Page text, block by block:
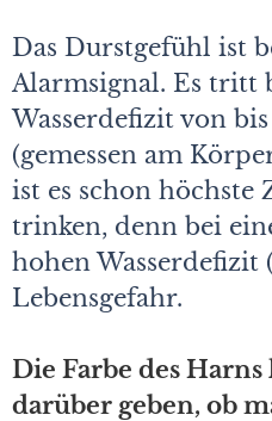
Das Durstgefühl ist
Alarmsignal. Es tritt
Wasserdefizit von
(gemessen am
ist es schon höchste
trinken, denn bei
hohen Wasserdefizit
Lebensgefahr.
Die Farbe des
darüber geben, ob